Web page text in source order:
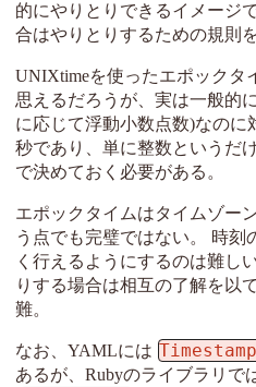
的にやりとりできるイメージ
合はやりとりするための規則
UNIXtimeを使ったエポック
思えるだろうが、実は一般的
に応じて浮動小数点数)なのに
秒であり、単に整数というだ
で決めておく必要がある。
エポックタイムはタイムゾー
う点でも完璧ではない。 時刻
く行えるようにするのは難し
りする場合は相互の了解を以
難。
なお、YAMLには
あるが、Rubyのライブラリで